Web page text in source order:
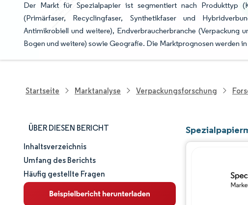
Der Markt für Spezialpapier ist segmentiert nach Produkttyp
(Primärfaser, Recyclingfaser, Synthetikfaser und
Antimikrobiell und weitere), Endverbraucherbranche (Verpackung
Bogen und weitere) sowie Geografie. Die Marktprognosen werden
Startseite Marktanalyse Verpackungsforschung
ÜBER DIESEN BERICHT
Marktgröße und -anteil
Marktanalyse
Trends und Einblicke
Inhaltsverzeichnis
Umfang des Berichts
Häufig gestellte Fragen